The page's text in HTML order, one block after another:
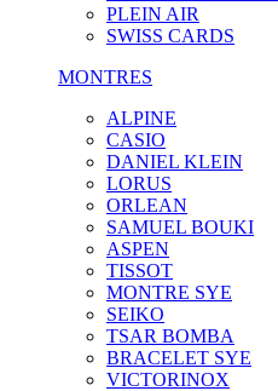
PLEIN AIR
SWISS CARDS
MONTRES
ALPINE
CASIO
DANIEL KLEIN
LORUS
ORLEAN
SAMUEL BOUKI
ASPEN
TISSOT
MONTRE SYE
SEIKO
TSAR BOMBA
BRACELET SYE
VICTORINOX